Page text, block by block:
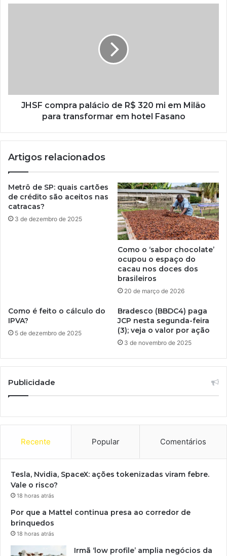
JHSF compra palácio de R$ 320 mi em Milão
para transformar em hotel Fasano
Artigos relacionados
Metrô de SP: quais cartões
de crédito são aceitos nas
catracas?
3 de dezembro de 2025
Como o ‘sabor chocolate’
ocupou o espaço do
cacau nos doces dos
brasileiros
20 de março de 2026
Como é feito o cálculo do
IPVA?
5 de dezembro de 2025
Bradesco (BBDC4) paga
JCP nesta segunda-feira
(3); veja o valor por ação
3 de novembro de 2025
Publicidade
Recente Popular Comentários
Tesla, Nvidia, SpaceX: ações tokenizadas viram febre.
Vale o risco?
18 horas atrás
Por que a Mattel continua presa ao corredor de
brinquedos
18 horas atrás
Irmã ‘low profile’ amplia negócios da